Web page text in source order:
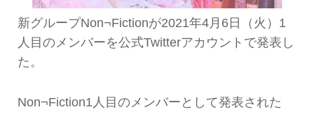
新グループNon¬Fictionが2021年4月6日（火）1
人目のメンバーを公式Twitterアカウントで発表し
た。
Non¬Fiction1人目のメンバーとして発表された